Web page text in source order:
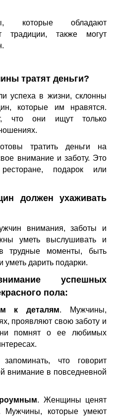
которые обладают
традиции, также могут
тратят деньги?
успеха в жизни, склонны
которые им нравятся.
что они ищут только
тратить деньги на
внимание и заботу. Это
подарок или
должен ухаживать
внимания, заботы и
уметь выслушивать и
трудные моменты, быть
дарить подарки.
успешных
пола:
к деталям. Мужчины,
проявляют свою заботу и
помнят о ее любимых
что говорит
внимание в повседневной
. Женщины ценят
Мужчины, которые умеют